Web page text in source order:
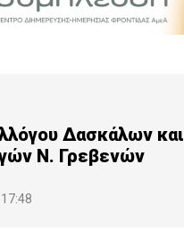
Δασκάλων και
Ν. Γρεβενών